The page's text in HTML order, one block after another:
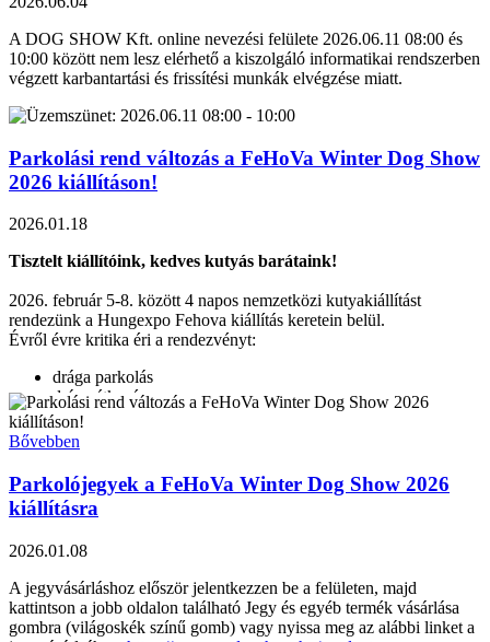
Május 24 – Korózs András Memorial Show
https://nevezes.dogshow.hu/entry-815
STATISZTIKA:https://nevezes.dogshow.hu/dogshow-815#STAT
https://nevezes.dogshow.hu/entry-816
STATISZTIKA:
https://nevezes.dogshow.hu/dogshow-816#STAT
Találkozunk Szilvásváradon!
A DOG SHOW Kft. online nevezési felülete 2026.06.11 08:00 és
10:00 között nem lesz elérhető a kiszolgáló informatikai rendszerben
végzett karbantartási és frissítési munkák elvégzése miatt.
Parkolási rend változás a FeHoVa Winter Dog Show
2026 kiállításon!
2026.01.18
Tisztelt kiállítóink, kedves kutyás barátaink!
2026. február 5-8. között 4 napos nemzetközi kutyakiállítást
rendezünk a Hungexpo Fehova kiállítás keretein belül.
Évről évre kritika éri a rendezvényt:
drága parkolás
drága étkezés
a WC-k tisztasága miatt.
A MEOE Szövetség a kezdetektől küzd a jobb és olcsóbb
parkolási lehetőségekért.
Cél: hogy a 4 napon keresztül hozzánk érkező kiállítókat ne sújtsák
olyan anyagi terhek, mint az "egyszerű látogatót", aki valószínűleg
nem kell becipelniük a rengeteg kiállítási kelléket és kutyákat, mint a
2026-ban a Hungexpo a következő változtatásokat ígéri:
Ételek minősége és ára javul
Bővebben
Parkolójegyek a FeHoVa Winter Dog Show 2026
kiállításra
2026.01.08
A jegyvásárláshoz először jelentkezzen be a felületen, majd
kattintson a jobb oldalon található Jegy és egyéb termék vásárlása
gombra (világoskék színű gomb) vagy nyissa meg az alábbi linket a